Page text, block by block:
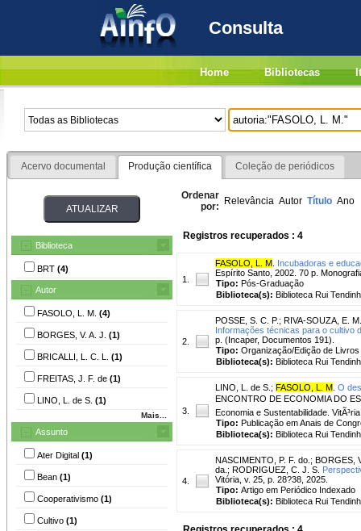
Consulta
Home Bibliotecas
Acervo documental Produção científica Coleção de periódicos
Biblioteca
BRT (4)
Autor
FASOLO, L. M. (4)
BORGES, V. A. J. (1)
BRICALLI, L. C. L. (1)
FREITAS, J. F. de (1)
LINO, L. de S. (1)
Mais...
Assunto
Ater Digital (1)
Bean (1)
Cooperativismo (1)
Cultivo (1)
Ordenar
por: Relevância Autor Título Ano
Registros recuperados : 4
1.
FASOLO, L. M Incubadoras e
Espírito Santo, 2002. 70 p.
Tipo: Pós-Graduação
Biblioteca(s): Biblioteca Rui
2.
POSSE, S. C. P. ; RIVA-SOUZA, E. M.
Informações técnicas para o cultivo
p. (Incaper, Documentos 191).
Tipo: Organização/Edição de Livros
Biblioteca(s): Biblioteca Rui
3.
LINO, L. de S. ; FASOLO, L. M O
ENCONTRO DE ECONOMIA DO
Economia e Sustentabilidade.
Tipo: Publicação em Anais de
Biblioteca(s): Biblioteca Rui
4.
NASCIMENTO, P. F. do. ; BORGES,
da. ; RODRIGUEZ, C. J. S.
Vitória, v. 25, p. 28?38, 2025.
Tipo: Artigo em Periódico Indexado
Biblioteca(s): Biblioteca Rui